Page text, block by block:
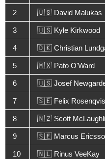
2 🇺🇸 David Malukas
3 🇺🇸 Kyle Kirkwood
4 🇩🇰 Christian
5 🇲🇽 Pato O'Ward
6 🇺🇸 Josef
7 🇸🇪 Felix
8 🇳🇿 Scott
9 🇸🇪 Marcus
10 🇳🇱 Rinus VeeKay